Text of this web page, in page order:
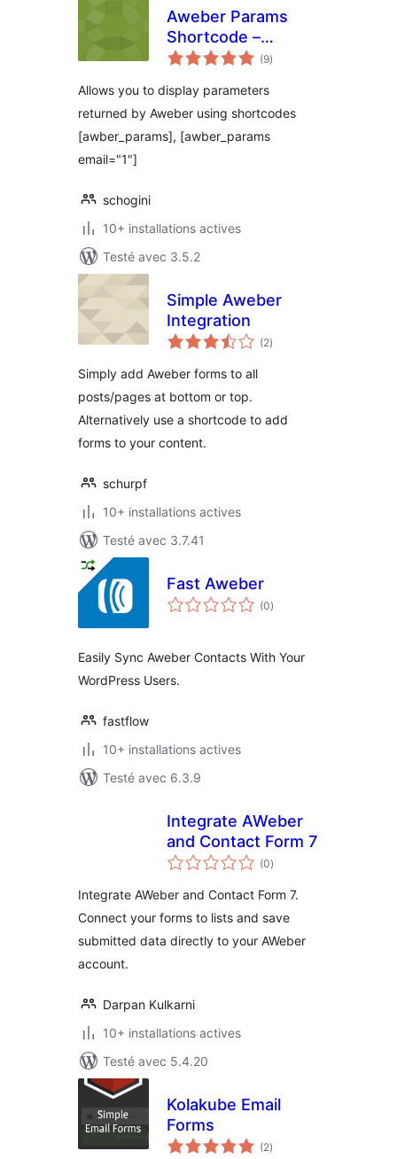
Aweber Params
Shortcode –
Schogini
(9notes
en
)
Allows you to display parameters
returned by Aweber using shortcodes
[awber_params], [awber_params
email="1"]
schogini
10+ installations actives
Testé avec 3.5.2
Simple Aweber
Integration
(2notes
en
)
Simply add Aweber forms to all
posts/pages at bottom or top.
Alternatively use a shortcode to add
forms to your content.
schurpf
10+ installations actives
Testé avec 3.7.41
Fast Aweber
(0notes
en
)
Easily Sync Aweber Contacts With Your
WordPress Users.
fastflow
10+ installations actives
Testé avec 6.3.9
Integrate AWeber
and Contact Form 7
(0notes
en
)
Integrate AWeber and Contact Form 7.
Connect your forms to lists and save
submitted data directly to your AWeber
account.
Darpan Kulkarni
10+ installations actives
Testé avec 5.4.20
Kolakube Email
Forms
(2notes
en
)